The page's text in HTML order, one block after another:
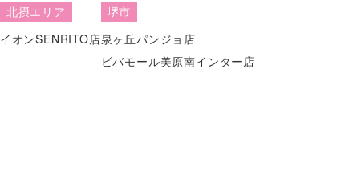
北摂エリア
イオンSENRITO店
堺市
泉ヶ丘パンジョ店
ビバモール美原南インター店